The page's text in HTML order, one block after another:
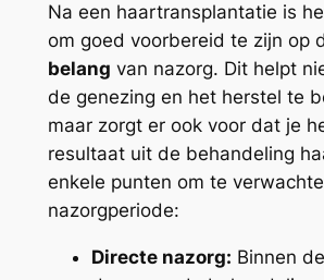
Na een haartransplantatie is
om goed voorbereid te zijn op
belang van nazorg. Dit helpt
de genezing en het herstel te
maar zorgt er ook voor dat je
resultaat uit de behandeling
enkele punten om te
nazorgperiode:
Directe nazorg: Binnen